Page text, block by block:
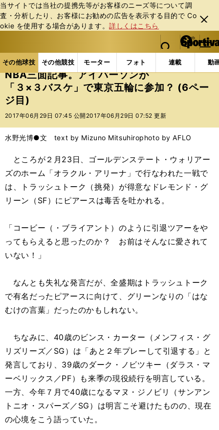
当サイトでは当社の提携先等がお客様のニーズ等について調
査・分析したり、お客様にお勧めの広告を表⽰する⽬的で Co
okie を使⽤する場合があります。詳しくはこちら
閉じ
る
web Sportiva (webスポルティーバ)
検索
マイペ
ー
ジ
メニュ
その他球技 その他競技 モーター フォト 連載 動
ス
ポ
ル
テ
ー
バ
その他球技の記事一覧 バスケットボール NBA
NBA三面記事。アイバーソンが
「３×３バスケ」で東京五輪に参加？ (6ペー
ジ目)
2017年06月29日 07:45 公開 2017年06月29日 07:52 更新
水野光博●文 text by Mizuno Mitsuhirophoto by AFLO
ところが２月23日、ゴールデンステート・ウォリアー
ズのホーム「オラクル・アリーナ」で行なわれた一戦で
は、トラッシュトーク（挑発）が得意なドレモンド・グ
リーン（SF）にピアースは毒舌を吐かれる。
「コービー（・ブライアント）のように引退ツアーをや
ってもらえると思ったのか？ お前はそんなに愛されて
いない！」
なんとも失礼な発言だが、全盛期はトラッシュトーク
で有名だったピアースに向けて、グリーンなりの「はな
むけの言葉」だったのかもしれない。
ちなみに、40歳のビンス・カーター（メンフィス・グ
リズリーズ／SG）は「あと２年プレーして引退する」と
発言しており、39歳のダーク・ノビツキー（ダラス・マ
ーベリックス／PF）も来季の現役続行を明言している。
一方、今年７月で40歳になるマヌ・ジノビリ（サンアン
トニオ・スパーズ／SG）は明言こそ避けたものの、現在
の心境をこう語っていた。